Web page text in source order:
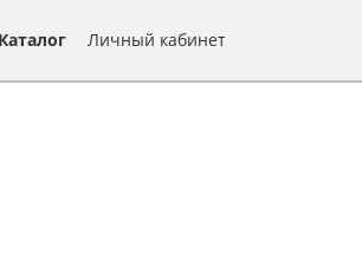
Каталог Личный кабинет